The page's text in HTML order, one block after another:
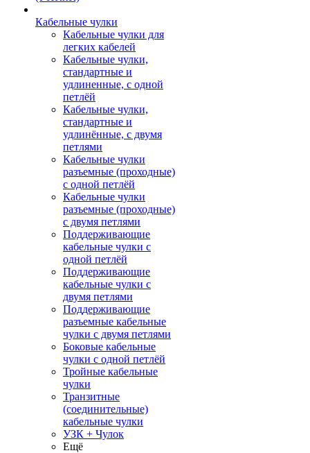
Кабельные чулки
Кабельные чулки для
легких кабелей
Кабельные чулки,
стандартные и
удлиненные, с одной
петлёй
Кабельные чулки,
стандартные и
удлинённые, с двумя
петлями
Кабельные чулки
разъемные (проходные)
с одной петлёй
Кабельные чулки
разъемные (проходные)
с двумя петлями
Поддерживающие
кабельные чулки с
одной петлёй
Поддерживающие
кабельные чулки с
двумя петлями
Поддерживающие
разъемные кабельные
чулки с двумя петлями
Боковые кабельные
чулки с одной петлёй
Тройные кабельные
чулки
Транзитные
(соединительные)
кабельные чулки
УЗК + Чулок
Ещё